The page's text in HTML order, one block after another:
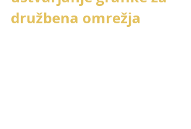
družbena omrežja